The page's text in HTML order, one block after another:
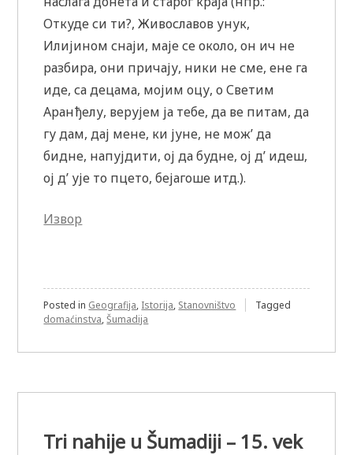
Откуде си ти?, Живославов унук,
Илијином снаји, маје се около, он ич не
разбира, они причају, ники не сме, ене га
иде, са децама, мојим оцу, о Светим
Аранђелу, верујем ја тебе, да ве питам, да
гу дам, дај мене, ки јуне, не мож’ да
бидне, напујдити, ој да будне, ој д’ идеш,
ој д’ ује то пцето, бејагоше итд.).
Извор
Posted in Geografija, Istorija, Stanovništvo
Tagged
domaćinstva,Šumadija
Tri nahije u Šumadiji – 15. vek